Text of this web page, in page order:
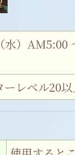
水）AM5:00
ーレベル20